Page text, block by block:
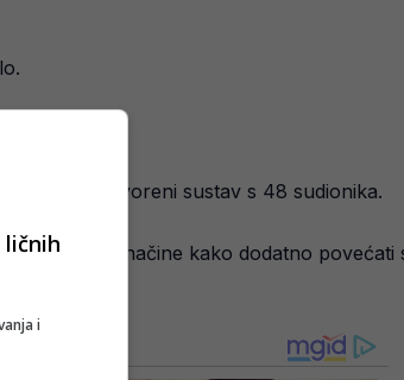
već dogovoreni sustav s 48 sudionika.
traži načine kako dodatno povećati
ličnih
i